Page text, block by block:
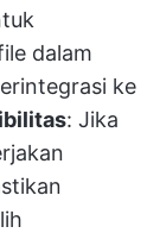
dalam
ke
: Jika